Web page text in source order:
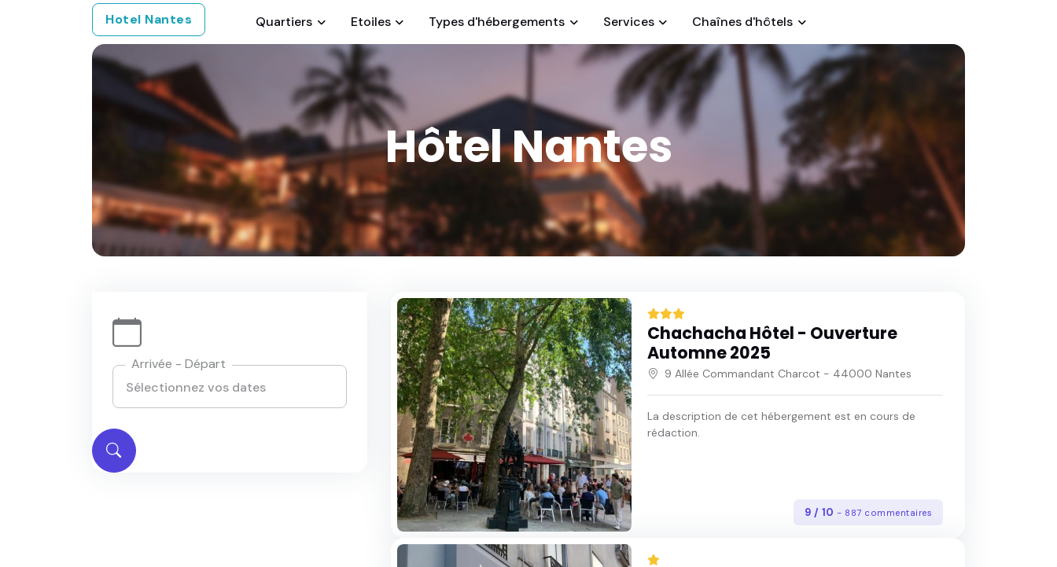
Hotel Nantes Quartiers Etoiles Types d'hébergements Services Chaînes d'hôtels
Hôtel Nantes
Arrivée - Départ
Chachacha Hôtel - Ouverture
Automne 2025
9 Allée Commandant Charcot - 44000 Nantes
La description de cet hébergement est en cours de
rédaction.
9 / 10- 887 commentaires